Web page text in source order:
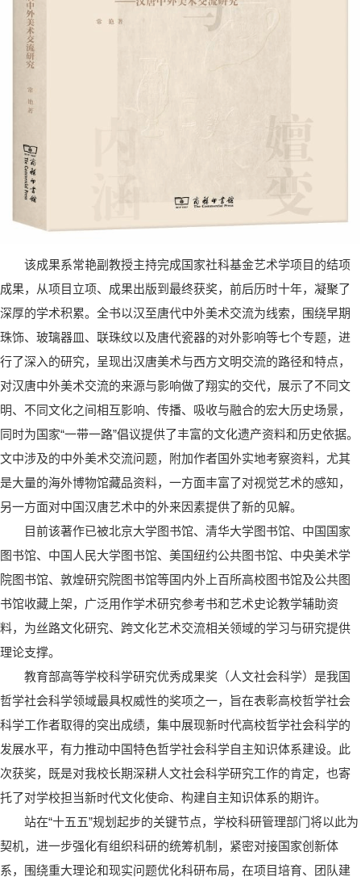
该成果系常艳副教授主持完成国家社科基金艺术学项目的结项
成果，从项目立项、成果出版到最终获奖，前后历时十年，凝聚了
深厚的学术积累。全书以汉至唐代中外美术交流为线索，围绕早期
珠饰、玻璃器皿、联珠纹以及唐代瓷器的对外影响等七个专题，进
行了深入的研究，呈现出汉唐美术与西方文明交流的路径和特点，
对汉唐中外美术交流的来源与影响做了翔实的交代，展示了不同文
明、不同文化之间相互影响、传播、吸收与融合的宏大历史场景，
同时为国家“一带一路”倡议提供了丰富的文化遗产资料和历史依据。
文中涉及的中外美术交流问题，附加作者国外实地考察资料，尤其
是大量的海外博物馆藏品资料，一方面丰富了对视觉艺术的感知，
另一方面对中国汉唐艺术中的外来因素提供了新的见解。
目前该著作已被北京大学图书馆、清华大学图书馆、中国国家
图书馆、中国人民大学图书馆、美国纽约公共图书馆、中央美术学
院图书馆、敦煌研究院图书馆等国内外上百所高校图书馆及公共图
书馆收藏上架，广泛用作学术研究参考书和艺术史论教学辅助资
料，为丝路文化研究、跨文化艺术交流相关领域的学习与研究提供
理论支撑。
教育部高等学校科学研究优秀成果奖（人文社会科学）是我国
哲学社会科学领域最具权威性的奖项之一，旨在表彰高校哲学社会
科学工作者取得的突出成绩，集中展现新时代高校哲学社会科学的
发展水平，有力推动中国特色哲学社会科学自主知识体系建设。此
次获奖，既是对我校长期深耕人文社会科学研究工作的肯定，也寄
托了对学校担当新时代文化使命、构建自主知识体系的期许。
站在“十五五”规划起步的关键节点，学校科研管理部门将以此为
契机，进一步强化有组织科研的统筹机制，紧密对接国家创新体
系，围绕重大理论和现实问题优化科研布局，在项目培育、团队建